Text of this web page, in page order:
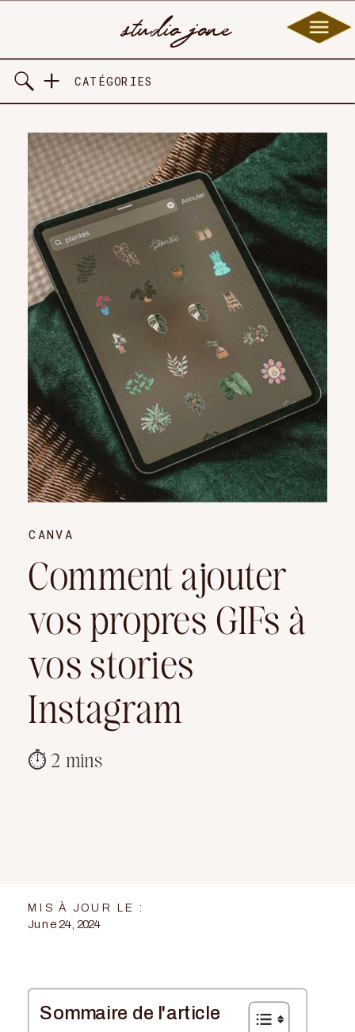
studio jone
CATÉGORIES
CANVA
Comment ajouter
vos propres GIFs à
vos stories
Instagram
June 24, 2024
MIS À JOUR LE :
Sommaire de l'article